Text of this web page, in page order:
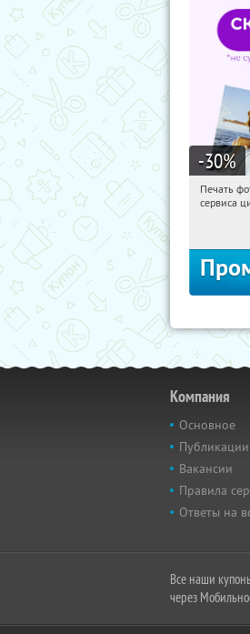
-30%
Печать
сервиса
Компания
Основное
Вакансии
Правила
Ответы на
Все наши
через